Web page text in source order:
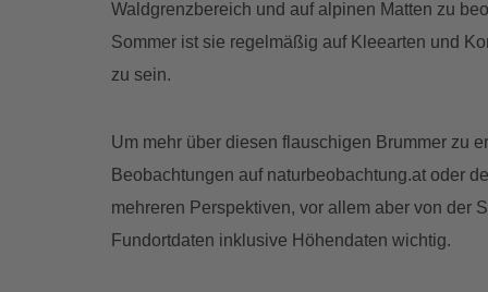
Waldgrenzbereich und auf alpinen Matten zu
Sommer ist sie regelmäßig auf Kleearten und
zu sein.
Um mehr über diesen flauschigen Brummer zu
Beobachtungen auf naturbeobachtung.at oder
mehreren Perspektiven, vor allem aber von der
Fundortdaten inklusive Höhendaten wichtig.